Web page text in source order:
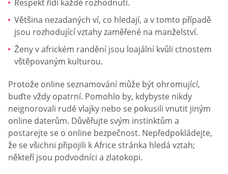
Respekt řídí každé rozhodnutí.
Většina nezadaných ví, co hledají, a v tomto případě
jsou rozhodující vztahy zaměřené na manželství.
Ženy v africkém randění jsou loajální kvůli ctnostem
vštěpovaným kulturou.
Protože online seznamování může být ohromující,
buďte vždy opatrní. Pomohlo by, kdybyste nikdy
neignorovali rudé vlajky nebo se pokusili vnutit jiným
online daterům. Důvěřujte svým instinktům a
postarejte se o online bezpečnost. Nepředpokládejte,
že se všichni připojili k Africe stránka hledá vztah;
někteří jsou podvodníci a zlatokopi.